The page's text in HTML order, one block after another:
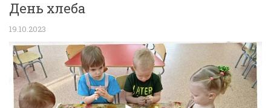
День хлеба
19.10.2023